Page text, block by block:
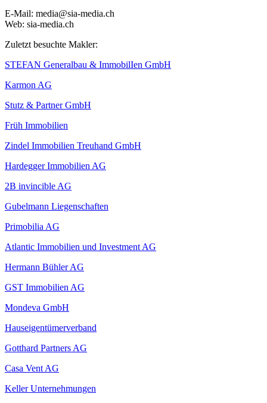
E-Mail: media@sia-media.ch
Web: sia-media.ch
Zuletzt besuchte Makler:
STEFAN Generalbau & ImmobilIen GmbH
Karmon AG
Stutz & Partner GmbH
Früh Immobilien
Zindel Immobilien Treuhand GmbH
Hardegger Immobilien AG
2B invincible AG
Gubelmann Liegenschaften
Primobilia AG
Atlantic Immobilien und Investment AG
Hermann Bühler AG
GST Immobilien AG
Mondeva GmbH
Hauseigentümerverband
Gotthard Partners AG
Casa Vent AG
Keller Unternehmungen